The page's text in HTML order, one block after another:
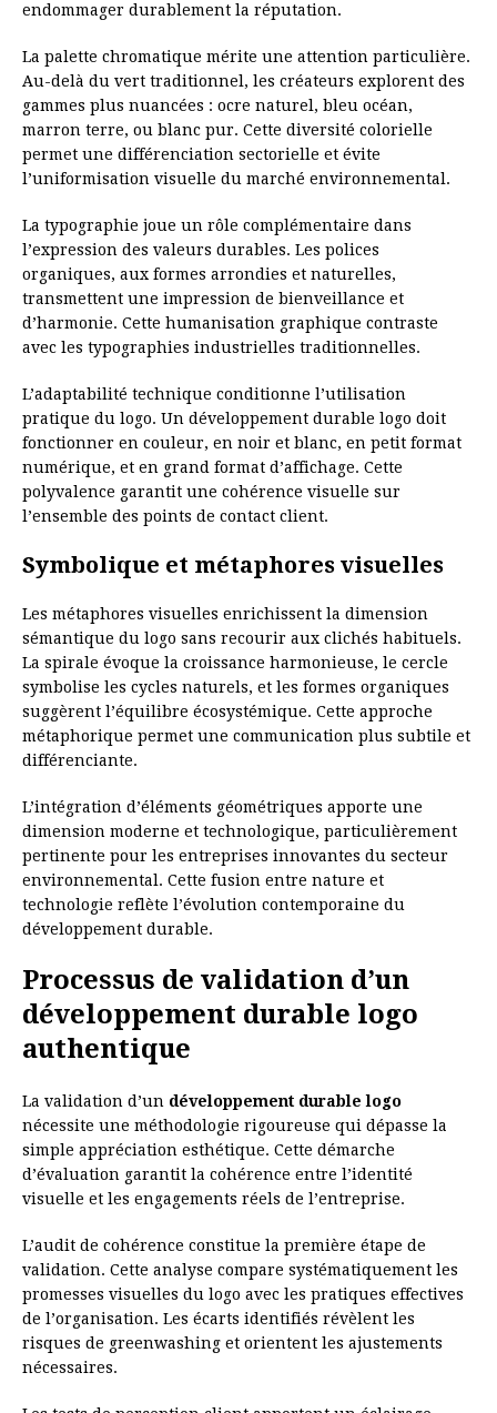
endommager durablement la réputation.
La palette chromatique mérite une attention particulière.
Au-delà du vert traditionnel, les créateurs explorent des
gammes plus nuancées : ocre naturel, bleu océan,
marron terre, ou blanc pur. Cette diversité colorielle
permet une différenciation sectorielle et évite
l’uniformisation visuelle du marché environnemental.
La typographie joue un rôle complémentaire dans
l’expression des valeurs durables. Les polices
organiques, aux formes arrondies et naturelles,
transmettent une impression de bienveillance et
d’harmonie. Cette humanisation graphique contraste
avec les typographies industrielles traditionnelles.
L’adaptabilité technique conditionne l’utilisation
pratique du logo. Un développement durable logo doit
fonctionner en couleur, en noir et blanc, en petit format
numérique, et en grand format d’affichage. Cette
polyvalence garantit une cohérence visuelle sur
l’ensemble des points de contact client.
Symbolique et métaphores visuelles
Les métaphores visuelles enrichissent la dimension
sémantique du logo sans recourir aux clichés habituels.
La spirale évoque la croissance harmonieuse, le cercle
symbolise les cycles naturels, et les formes organiques
suggèrent l’équilibre écosystémique. Cette approche
métaphorique permet une communication plus subtile et
différenciante.
L’intégration d’éléments géométriques apporte une
dimension moderne et technologique, particulièrement
pertinente pour les entreprises innovantes du secteur
environnemental. Cette fusion entre nature et
technologie reflète l’évolution contemporaine du
développement durable.
Processus de validation d’un
développement durable logo
authentique
La validation d’un développement durable logo
nécessite une méthodologie rigoureuse qui dépasse la
simple appréciation esthétique. Cette démarche
d’évaluation garantit la cohérence entre l’identité
visuelle et les engagements réels de l’entreprise.
L’audit de cohérence constitue la première étape de
validation. Cette analyse compare systématiquement les
promesses visuelles du logo avec les pratiques effectives
de l’organisation. Les écarts identifiés révèlent les
risques de greenwashing et orientent les ajustements
nécessaires.